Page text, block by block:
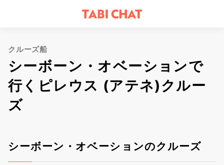
クルーズ船
シーボーン・オベーションで
行くピレウス (アテネ)クルー
ズ
シーボーン・オベーションのクルーズ